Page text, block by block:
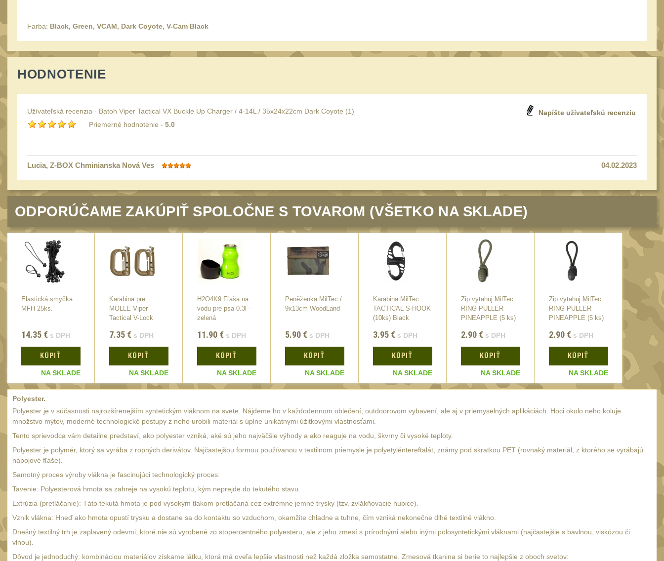
Farba: Black, Green, VCAM, Dark Coyote, V-Cam Black
HODNOTENIE
Užívateľská recenzia - Batoh Viper Tactical VX Buckle Up Charger / 4-14L / 35x24x22cm Dark Coyote (1)
Napíšte užívateľskú recenziu
Priemerné hodnotenie - 5.0
Lucia, Z-BOX Chminianska Nová Ves 04.02.2023
ODPORÚČAME ZAKÚPIŤ SPOLOČNE S TOVAROM (VŠETKO NA SKLADE)
Elastická smyčka
MFH 25ks.
14.35 € s DPH
KÚPIŤ
NA SKLADE
Karabina pre
MOLLE Viper
Tactical V-Lock
7.35 € s DPH
KÚPIŤ
NA SKLADE
H2O4K9 Fľaša na
vodu pre psa 0.3l -
zelená
11.90 € s DPH
KÚPIŤ
NA SKLADE
Peněženka MilTec /
9x13cm WoodLand
5.90 € s DPH
KÚPIŤ
NA SKLADE
Karabina MilTec
TACTICAL S-HOOK
(10ks) Black
3.95 € s DPH
KÚPIŤ
NA SKLADE
Zip vytahuj MilTec
RING PULLER
PINEAPPLE (5 ks)
2.90 € s DPH
KÚPIŤ
NA SKLADE
Zip vytahuj MilTec
RING PULLER
PINEAPPLE (5 ks)
2.90 € s DPH
KÚPIŤ
NA SKLADE
MFH
14.35
Polyester.
Polyester je v súčasnosti najrozšírenejším syntetickým vláknom na svete. Nájdeme ho v každodennom oblečení, outdoorovom vybavení, ale aj v priemyselných aplikáciách. Hoci okolo neho koluje
množstvo mýtov, moderné technologické postupy z neho urobili materiál s úplne unikátnymi úžitkovými vlastnosťami.
Tento sprievodca vám detailne predstaví, ako polyester vzniká, aké sú jeho najväčšie výhody a ako reaguje na vodu, škvrny či vysoké teploty.
Polyester je polymér, ktorý sa vyrába z ropných derivátov. Najčastejšou formou používanou v textilnom priemysle je polyetyléntereftalát, známy pod skratkou PET (rovnaký materiál, z ktorého se vyrábajú
nápojové fľaše).
Samotný proces výroby vlákna je fascinujúci technologický proces:
Tavenie: Polyesterová hmota sa zahreje na vysokú teplotu, kým neprejde do tekutého stavu.
Extrúzia (pretláčanie): Táto tekutá hmota je pod vysokým tlakom pretláčaná cez extrémne jemné trysky (tzv. zvlákňovacie hubice).
Vznik vlákna: Hneď ako hmota opustí trysku a dostane sa do kontaktu so vzduchom, okamžite chladne a tuhne, čím vzniká nekonečne dlhé textilné vlákno.
Dnešný textilný trh je zaplavený odevmi, ktoré nie sú vyrobené zo stopercentného polyesteru, ale z jeho zmesí s prírodnými alebo inými polosyntetickými vláknami (najčastejšie s bavlnou, viskózou či
vlnou).
Dôvod je jednoduchý: kombináciou materiálov získame látku, ktorá má oveľa lepšie vlastnosti než každá zložka samostatne. Zmesová tkanina si berie to najlepšie z oboch svetov: